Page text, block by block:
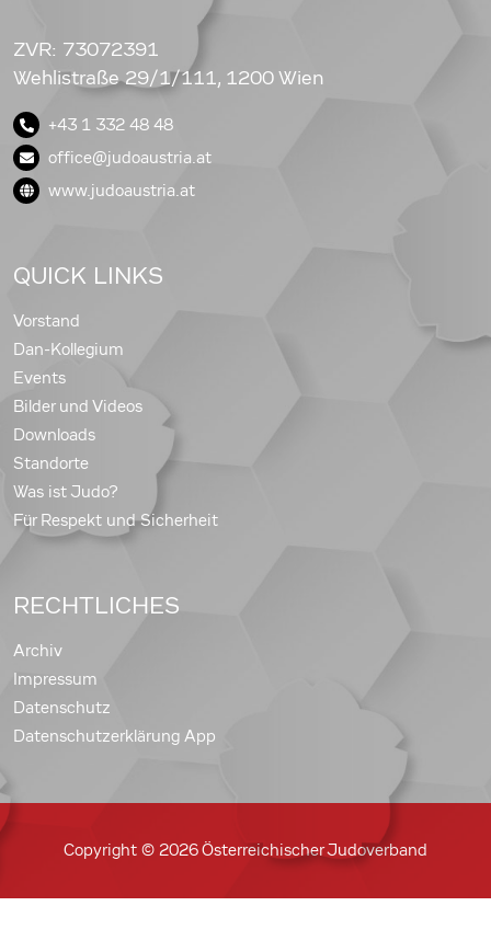
ZVR: 73072391
Wehlistraße 29/1/111, 1200 Wien
+43 1 332 48 48
office@judoaustria.at
www.judoaustria.at
QUICK LINKS
Vorstand
Dan-Kollegium
Events
Bilder und Videos
Downloads
Standorte
Was ist Judo?
Für Respekt und Sicherheit
RECHTLICHES
Archiv
Impressum
Datenschutz
Datenschutzerklärung App
Copyright © 2026 Österreichischer Judoverband